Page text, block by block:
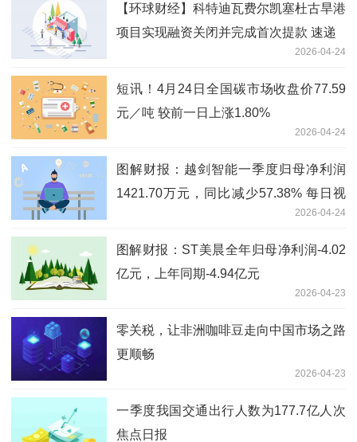
【环球财经】科特迪瓦费尔凯塞杜古旱港
项目实现融资关闭并完成首次提款 速递
2026-04-24
短讯！4月24日全国碳市场收盘价77.59
元／吨 较前一日上涨1.80%
2026-04-24
图解财报：越剑智能一季度归母净利润
1421.70万元，同比减少57.38% 每日视
2026-04-24
图解财报：ST美晨全年归母净利润-4.02
亿元，上年同期-4.94亿元
2026-04-23
零关税，让非洲咖啡豆走向中国市场之路
更顺畅
2026-04-23
一季度我国交通出行人数为177.7亿人次
焦点日报